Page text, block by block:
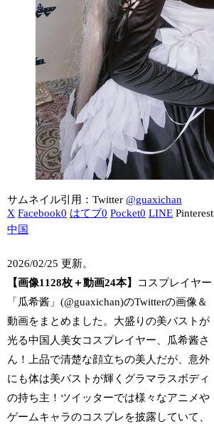
サムネイル引用：Twitter@guaxichan
X Facebook0 はてブ0 Pocket0 LINE Pinterest
中国
2026/02/25 更新。
【画像1128枚＋動画24本】
コスプレイヤー
「瓜希酱」(@guaxichan)のTwitterの画像＆
動画をまとめました。大盛りの美バストが
光る中国人美女コスプレイヤー、瓜希酱さ
ん！上品で清楚な顔立ちの美人だが、意外
にも体は美バストが輝くグラマラスボディ
の持ち主！ツイッターでは様々なアニメや
ゲームキャラのコスプレを披露していて、